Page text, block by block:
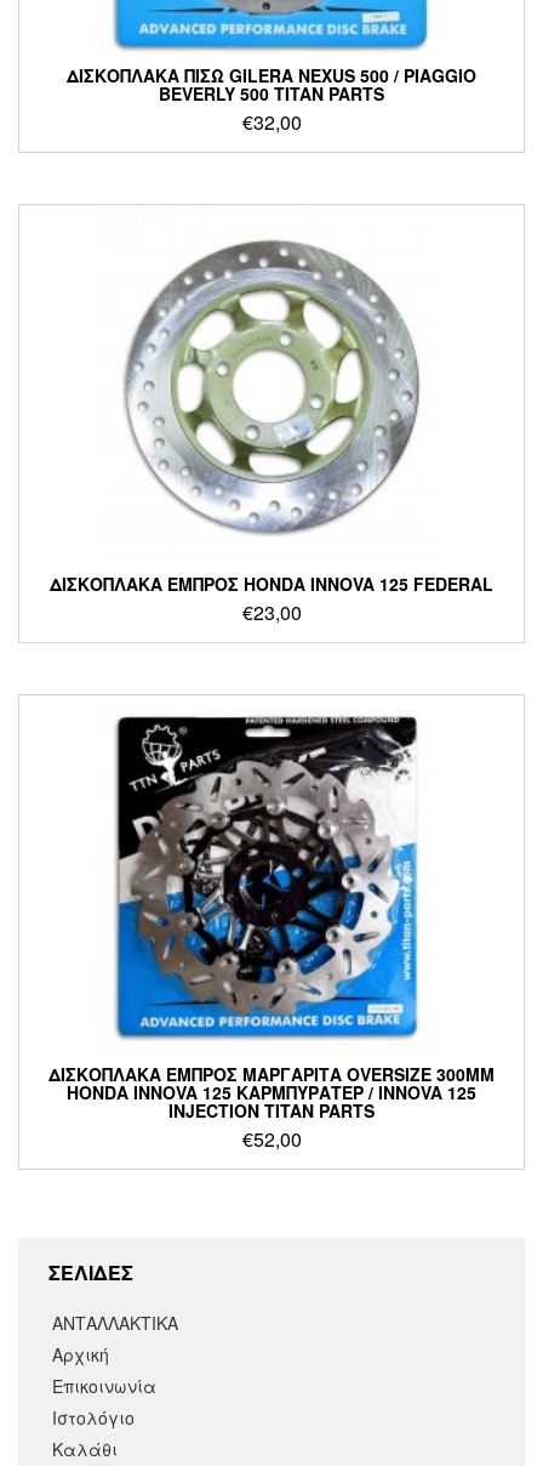
ΔΙΣΚΟΠΛΑΚΑ ΠΙΣΩ GILERA NEXUS 500 / PIAGGIO
BEVERLY 500 TITAN PARTS
€32,00
ΔΙΣΚΟΠΛΑΚΑ ΕΜΠΡΟΣ HONDA INNOVA 125 FEDERAL
€23,00
ΔΙΣΚΟΠΛΑΚΑ ΕΜΠΡΟΣ ΜΑΡΓΑΡΙΤΑ OVERSIZE 300MM
HONDA INNOVA 125 ΚΑΡΜΠΥΡΑΤΕΡ / INNOVA 125
INJECTION TITAN PARTS
€52,00
ΣΕΛΙΔΕΣ
ΑΝΤΑΛΛΑΚΤΙΚΑ
Αρχική
Επικοινωνία
Ιστολόγιο
Καλάθι